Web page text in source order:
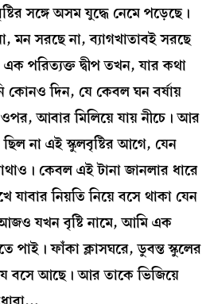
সঙ্গে অসম যুদ্ধে নেমে পড়েছে।
সরছে না, ব্যাগখাতাবই সরছে
এক পরিত্যক্ত দ্বীপ তখন, যার কথা
কোনও দিন, যে কেবল ঘন বর্ষায়
আবার মিলিয়ে যায় নীচে। আর
না এই স্কুলবৃষ্টির আগে, যেন
কেবল এই টানা জানলার ধারে
যাবার নিয়তি নিয়ে বসে থাকা যেন
যখন বৃষ্টি নামে, আমি এক
পাই। ফাঁকা ক্লাসঘরে, ডুবন্ত স্কুলের
বসে আছে। আর তাকে ভিজিয়ে